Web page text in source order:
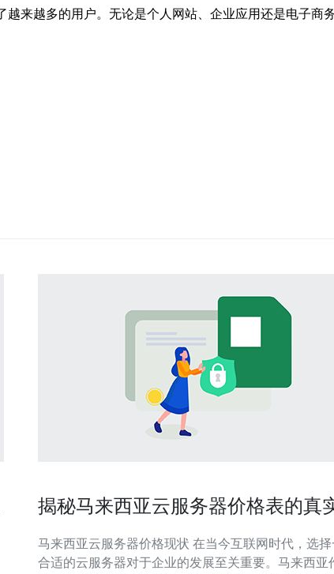
来越多的用户。无论是个人网站、企业应用还是电子
揭秘马来西亚云服务器价格表的真
马来西亚云服务器价格现状 在当今互联网时代，选择一款
合适的云服务器对于企业的发展至关重要。马来西亚